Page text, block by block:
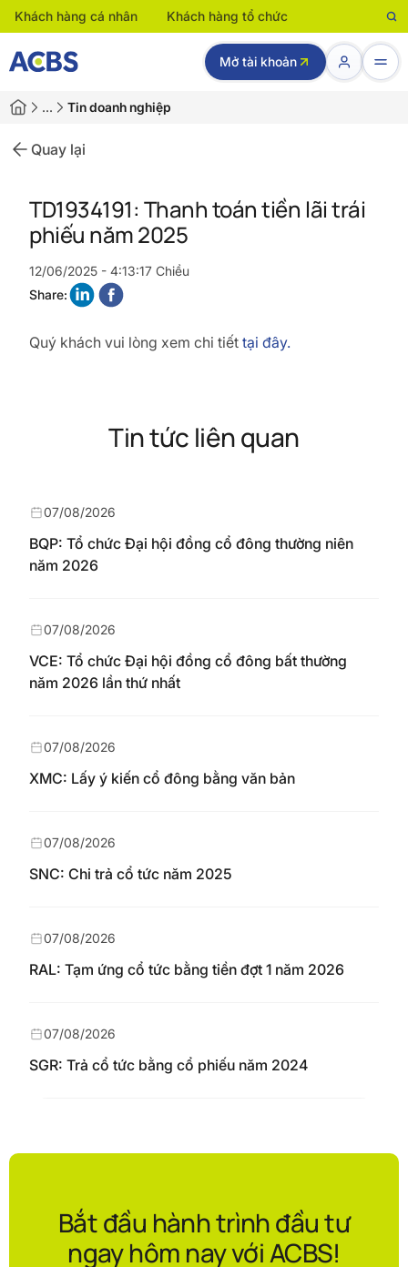
Khách hàng cá nhân Khách hàng tổ chức
Mở tài khoản
… Tin doanh nghiệp
Quay lại
TD1934191: Thanh toán tiền lãi trái
phiếu năm 2025
12/06/2025 - 4:13:17 Chiều
Share:
Quý khách vui lòng xem chi tiết tại đây.
Tin tức liên quan
BQP: Tổ chức Đại hội đồng cổ đông thường niên
năm 2026
07/08/2026
VCE: Tổ chức Đại hội đồng cổ đông bất thường
năm 2026 lần thứ nhất
07/08/2026
XMC: Lấy ý kiến cổ đông bằng văn bản
07/08/2026
SNC: Chi trả cổ tức năm 2025
07/08/2026
RAL: Tạm ứng cổ tức bằng tiền đợt 1 năm 2026
07/08/2026
SGR: Trả cổ tức bằng cổ phiếu năm 2024
07/08/2026
Bắt đầu hành trình đầu tư
ngay hôm nay với ACBS!